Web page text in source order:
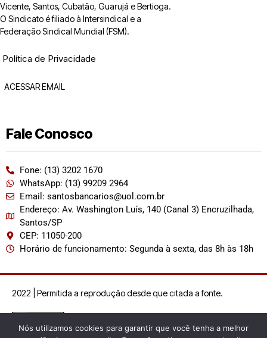
Vicente, Santos, Cubatão, Guarujá e Bertioga.
O Sindicato é filiado à Intersindical e a
Federação Sindical Mundial (FSM).
Política de Privacidade
ACESSAR EMAIL
Fale Conosco
Fone: (13) 3202 1670
WhatsApp: (13) 99209 2964
Email: santosbancarios@uol.com.br
Endereço: Av. Washington Luís, 140 (Canal 3) Encruzilhada,
Santos/SP
CEP: 11050-200
Horário de funcionamento: Segunda à sexta, das 8h às 18h
2022 | Permitida a reprodução desde que citada a fonte.
Nós utilizamos cookies para garantir que você tenha a melhor